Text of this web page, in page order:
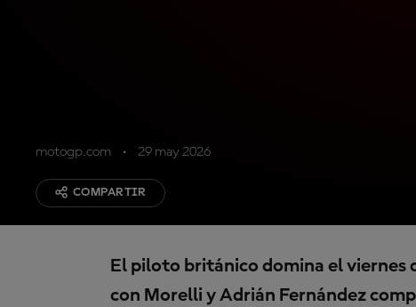
motogp.com 29 may 2026
COMPARTIR
El piloto británico domina el viernes
con Morelli y Adrián Fernández